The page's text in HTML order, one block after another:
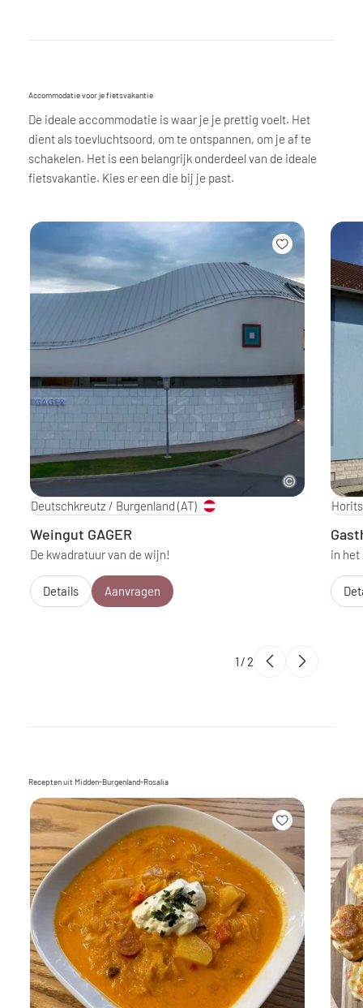
Accommodatie voor je fietsvakantie
De ideale accommodatie is waar je je prettig voelt. Het
dient als toevluchtsoord, om te ontspannen, om je af te
schakelen. Het is een belangrijk onderdeel van de ideale
fietsvakantie. Kies er een die bij je past.
Deutschkreutz / Burgenland (AT)
Weingut GAGER
De kwadratuur van de wijn!
Details Aanvragen
in het
1 / 2
Recepten uit Midden-Burgenland-Rosalia